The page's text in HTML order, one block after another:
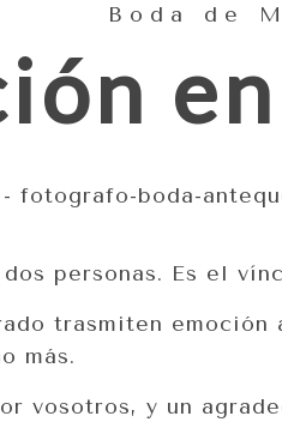
Boda de
personas. Es el
trasmiten
más.
vosotros, y un